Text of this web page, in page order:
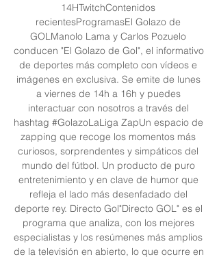
14HTwitchContenidos
recientesProgramasEl Golazo de
GOLManolo Lama y Carlos Pozuelo
conducen "El Golazo de Gol", el informativo
de deportes más completo con vídeos e
imágenes en exclusiva. Se emite de lunes
a viernes de 14h a 16h y puedes
interactuar con nosotros a través del
hashtag #GolazoLaLiga ZapUn espacio de
zapping que recoge los momentos más
curiosos, sorprendentes y simpáticos del
mundo del fútbol. Un producto de puro
entretenimiento y en clave de humor que
refleja el lado más desenfadado del
deporte rey. Directo Gol"Directo GOL" es el
programa que analiza, con los mejores
especialistas y los resúmenes más amplios
de la televisión en abierto, lo que ocurre en